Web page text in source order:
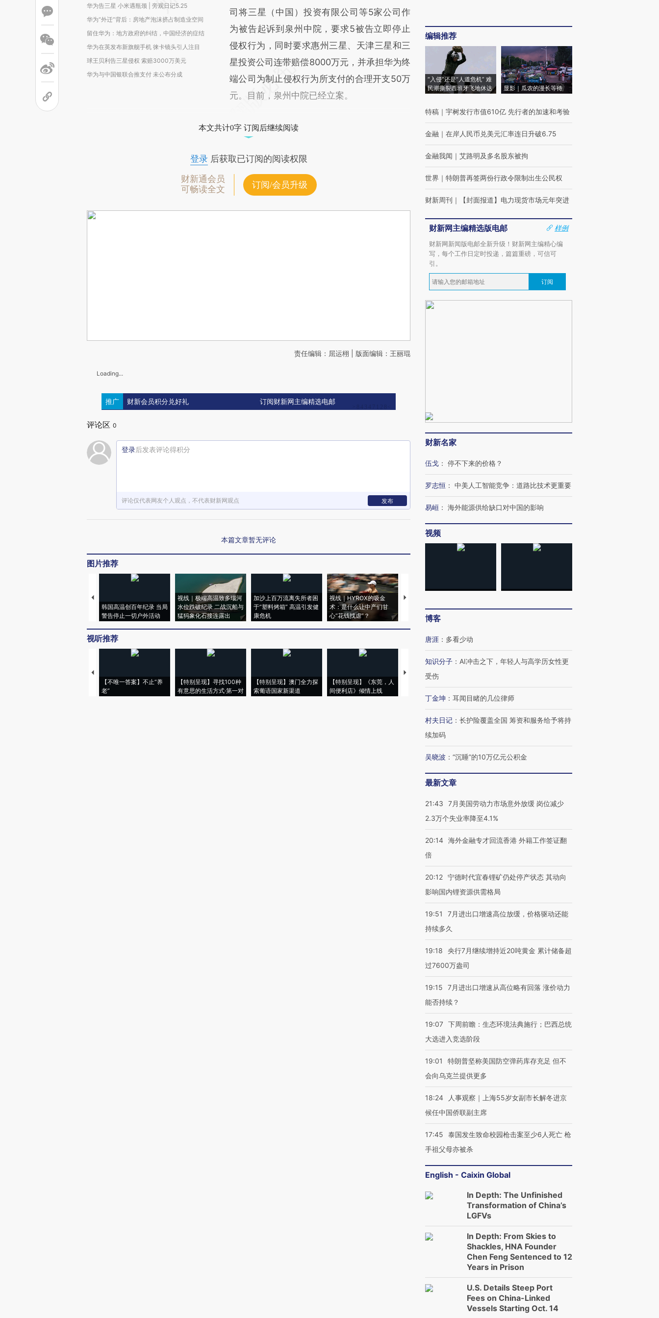
华为告三星 小米遇瓶颈 | 旁观日记5.25
华为“外迁”背后：房地产泡沫挤占制造业空间
留住华为：地方政府的纠结，中国经济的症结
华为在英发布新旗舰手机 徕卡镜头引人注目
球王贝利告三星侵权 索赔3000万美元
华为与中国银联合推支付 未公布分成
司将三星（中国）投资有限公司等5家公司作
为被告起诉到泉州中院，要求5被告立即停止
侵权行为，同时要求惠州三星、天津三星和三
星投资公司连带赔偿8000万元，并承担华为终
端公司为制止侵权行为所支付的合理开支50万
元。目前，泉州中院已经立案。
本文共计0字 订阅后继续阅读
登录后获取已订阅的阅读权限
财新通会员
可畅读全文
订阅/会员升级
责任编辑：屈运栩 | 版面编辑：王丽琨
Loading...
推广 财新会员积分兑好礼 订阅财新网主编精选电邮
评论区 0
登录后发表评论得积分
评论仅代表网友个人观点，不代表财新网观点 发布
本篇文章暂无评论
图片推荐
韩国高温创百年纪录 当局
警告停止一切户外活动
视线｜极端高温致多瑙河
水位跌破纪录 二战沉船与
猛犸象化石接连露出
加沙上百万流离失所者困
于“塑料烤箱” 高温引发健
康危机
视线｜HYROX的吸金
术：是什么让中产们甘
心“花钱找虐”？
马航飞行员跨国走私7万
粒摇头丸 尿检体内含3种
度Z世代 用街头抗争将教
机”？难民潮撕裂西班牙
视听推荐
【不唯一答案】不止“养
老”
【特别呈现】寻找100种
有意思的生活方式·第一对
【特别呈现】澳门全力探
索葡语国家新渠道
【特别呈现】《东莞，人
间便利店》倾情上线
【推广】走进第四届链博
会，让数智科技“链”接产
编辑推荐
“入侵”还是“人道危机” 难
民潮撕裂西班牙飞地休达
显影｜瓜农的漫长等待
特稿 ｜ 宇树发行市值610亿 先行者的加速和考验
金融 ｜ 在岸人民币兑美元汇率连日升破6.75
金融我闻 ｜ 艾路明及多名股东被拘
世界 ｜ 特朗普再签两份行政令限制出生公民权
财新周刊 ｜ 【封面报道】电力现货市场元年突进
财新网主编精选版电邮
样例
财新网新闻版电邮全新升级！财新网主编精心编
写，每个工作日定时投递，篇篇重磅，可信可
引。
订阅
财新名家
伍戈 ： 停不下来的价格？
罗志恒 ： 中美人工智能竞争：道路比技术更重要
易峘 ： 海外能源供给缺口对中国的影响
视频
博客
唐涯 ： 多看少动
知识分子 ： AI冲击之下，年轻人与高学历女性更
受伤
丁金坤 ： 耳闻目睹的几位律师
村夫日记 ： 长护险覆盖全国 筹资和服务给予将持
续加码
吴晓波 ： “沉睡”的10万亿元公积金
最新文章
21:43
7月美国劳动力市场意外放缓 岗位减少
2.3万个失业率降至4.1%
20:14 海外金融专才回流香港 外籍工作签证翻
倍
20:12 宁德时代宜春锂矿仍处停产状态 其动向
影响国内锂资源供需格局
19:51
7月进出口增速高位放缓，价格驱动还能
持续多久
19:18
央行7月继续增持近20吨黄金 累计储备超
过7600万盎司
19:15
7月进出口增速从高位略有回落 涨价动力
能否持续？
19:07 下周前瞻：生态环境法典施行；巴西总统
大选进入竞选阶段
19:01
特朗普坚称美国防空弹药库存充足 但不
会向乌克兰提供更多
18:24
人事观察｜上海55岁女副市长解冬进京
候任中国侨联副主席
17:45
泰国发生致命校园枪击案至少6人死亡 枪
手祖父母亦被杀
English - Caixin Global
In Depth: The Unfinished
Transformation of China’s
LGFVs
In Depth: From Skies to
Shackles, HNA Founder
Chen Feng Sentenced to 12
Years in Prison
U.S. Details Steep Port
Fees on China-Linked
Vessels Starting Oct. 14